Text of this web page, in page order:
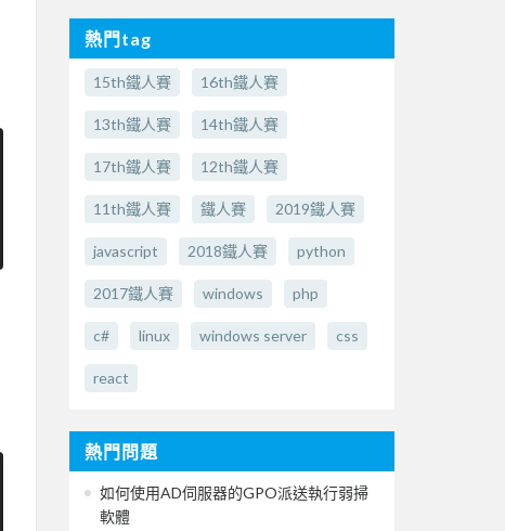
熱門tag
15th鐵人賽 16th鐵人賽
13th鐵人賽 14th鐵人賽
17th鐵人賽 12th鐵人賽
11th鐵人賽 鐵人賽 2019鐵人賽
javascript 2018鐵人賽 python
2017鐵人賽 windows php
c# linux windows server css
react
熱門問題
如何使用AD伺服器的GPO派送執行弱掃
軟體